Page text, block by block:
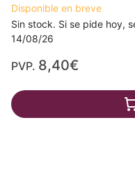
Disponible en breve
Sin stock. Si se pide hoy,
14/08/26
PVP. 8,40€